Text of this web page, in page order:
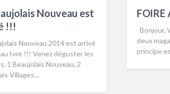
Nouveau est
!!!
Nouveau 2014 est arrivé
Ivre !!! Venez déguster les
1 Beaujolais Nouveau, 2
Villages…
FOIRE
Bonjour,
deux
principe